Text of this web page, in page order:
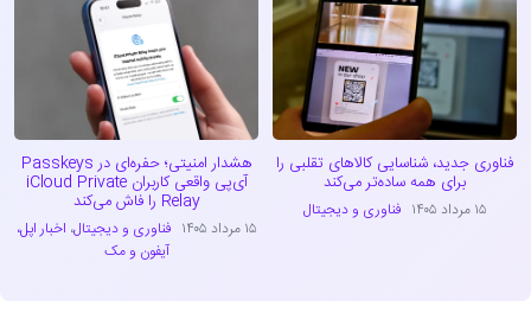
فناوری جدید، شناسایی کالاهای تقلبی را
برای همه ساده‌تر می‌کند
۱۵ مرداد ۱۴۰۵ فناوری و دیجیتال
هشدار امنیتی؛ حفره‌ای در Passkeys
آی‌پی واقعی کاربران iCloud Private
Relay را فاش می‌کند
۱۵ مرداد ۱۴۰۵ فناوری و دیجیتال، اخبار اپل،
آیفون و مک